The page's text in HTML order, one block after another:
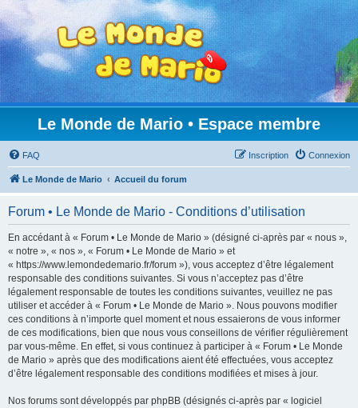
Le Monde de Mario • Espace membre
FAQ Connexion
Inscription
Le Monde de Mario Accueil du forum
Forum • Le Monde de Mario - Conditions d’utilisation
En accédant à « Forum • Le Monde de Mario » (désigné ci-après par « nous »,
« notre », « nos », « Forum • Le Monde de Mario » et
« https://www.lemondedemario.fr/forum »), vous acceptez d’être légalement
responsable des conditions suivantes. Si vous n’acceptez pas d’être
légalement responsable de toutes les conditions suivantes, veuillez ne pas
utiliser et accéder à « Forum • Le Monde de Mario ». Nous pouvons modifier
ces conditions à n’importe quel moment et nous essaierons de vous informer
de ces modifications, bien que nous vous conseillons de vérifier régulièrement
par vous-même. En effet, si vous continuez à participer à « Forum • Le Monde
de Mario » après que des modifications aient été effectuées, vous acceptez
d’être légalement responsable des conditions modifiées et mises à jour.
Nos forums sont développés par phpBB (désignés ci-après par « logiciel